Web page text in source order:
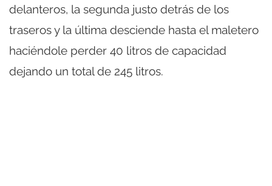
delanteros, la segunda justo detrás de los
traseros y la última desciende hasta el maletero
haciéndole perder 40 litros de capacidad
dejando un total de 245 litros.